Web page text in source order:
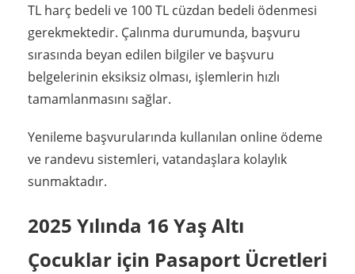
TL harç bedeli ve 100 TL cüzdan bedeli ödenmesi
gerekmektedir. Çalınma durumunda, başvuru
sırasında beyan edilen bilgiler ve başvuru
belgelerinin eksiksiz olması, işlemlerin hızlı
tamamlanmasını sağlar.
Yenileme başvurularında kullanılan online ödeme
ve randevu sistemleri, vatandaşlara kolaylık
sunmaktadır.
2025 Yılında 16 Yaş Altı
Çocuklar için Pasaport Ücretleri